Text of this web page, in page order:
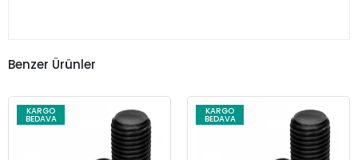
Benzer Ürünler
KARGO
BEDAVA
KARGO
BEDAVA